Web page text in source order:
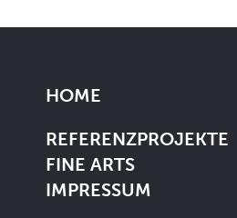
HOME
REFERENZPROJEKTE
FINE ARTS
IMPRESSUM